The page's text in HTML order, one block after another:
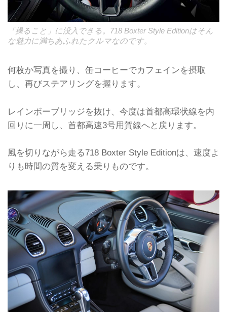
「操ること」に没入できる。718 Boxter Style Editionはそん
な魅力に満ちあふれたクルマなのです。
何枚か写真を撮り、缶コーヒーでカフェインを摂取
し、再びステアリングを握ります。
レインボーブリッジを抜け、今度は首都高環状線を内
回りに一周し、首都高速3号用賀線へと戻ります。
風を切りながら走る718 Boxter Style Editionは、速度よ
りも時間の質を変える乗りものです。